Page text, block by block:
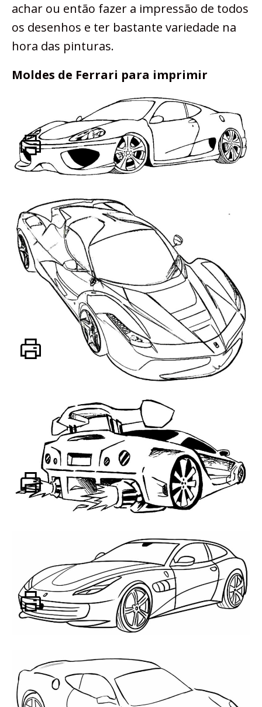
achar ou então fazer a impressão de todos
os desenhos e ter bastante variedade na
hora das pinturas.
Moldes de Ferrari para imprimir